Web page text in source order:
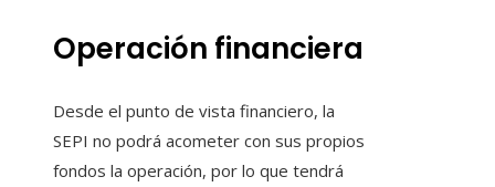
Operación financiera
Desde el punto de vista financiero, la
SEPI no podrá acometer con sus propios
fondos la operación, por lo que tendrá